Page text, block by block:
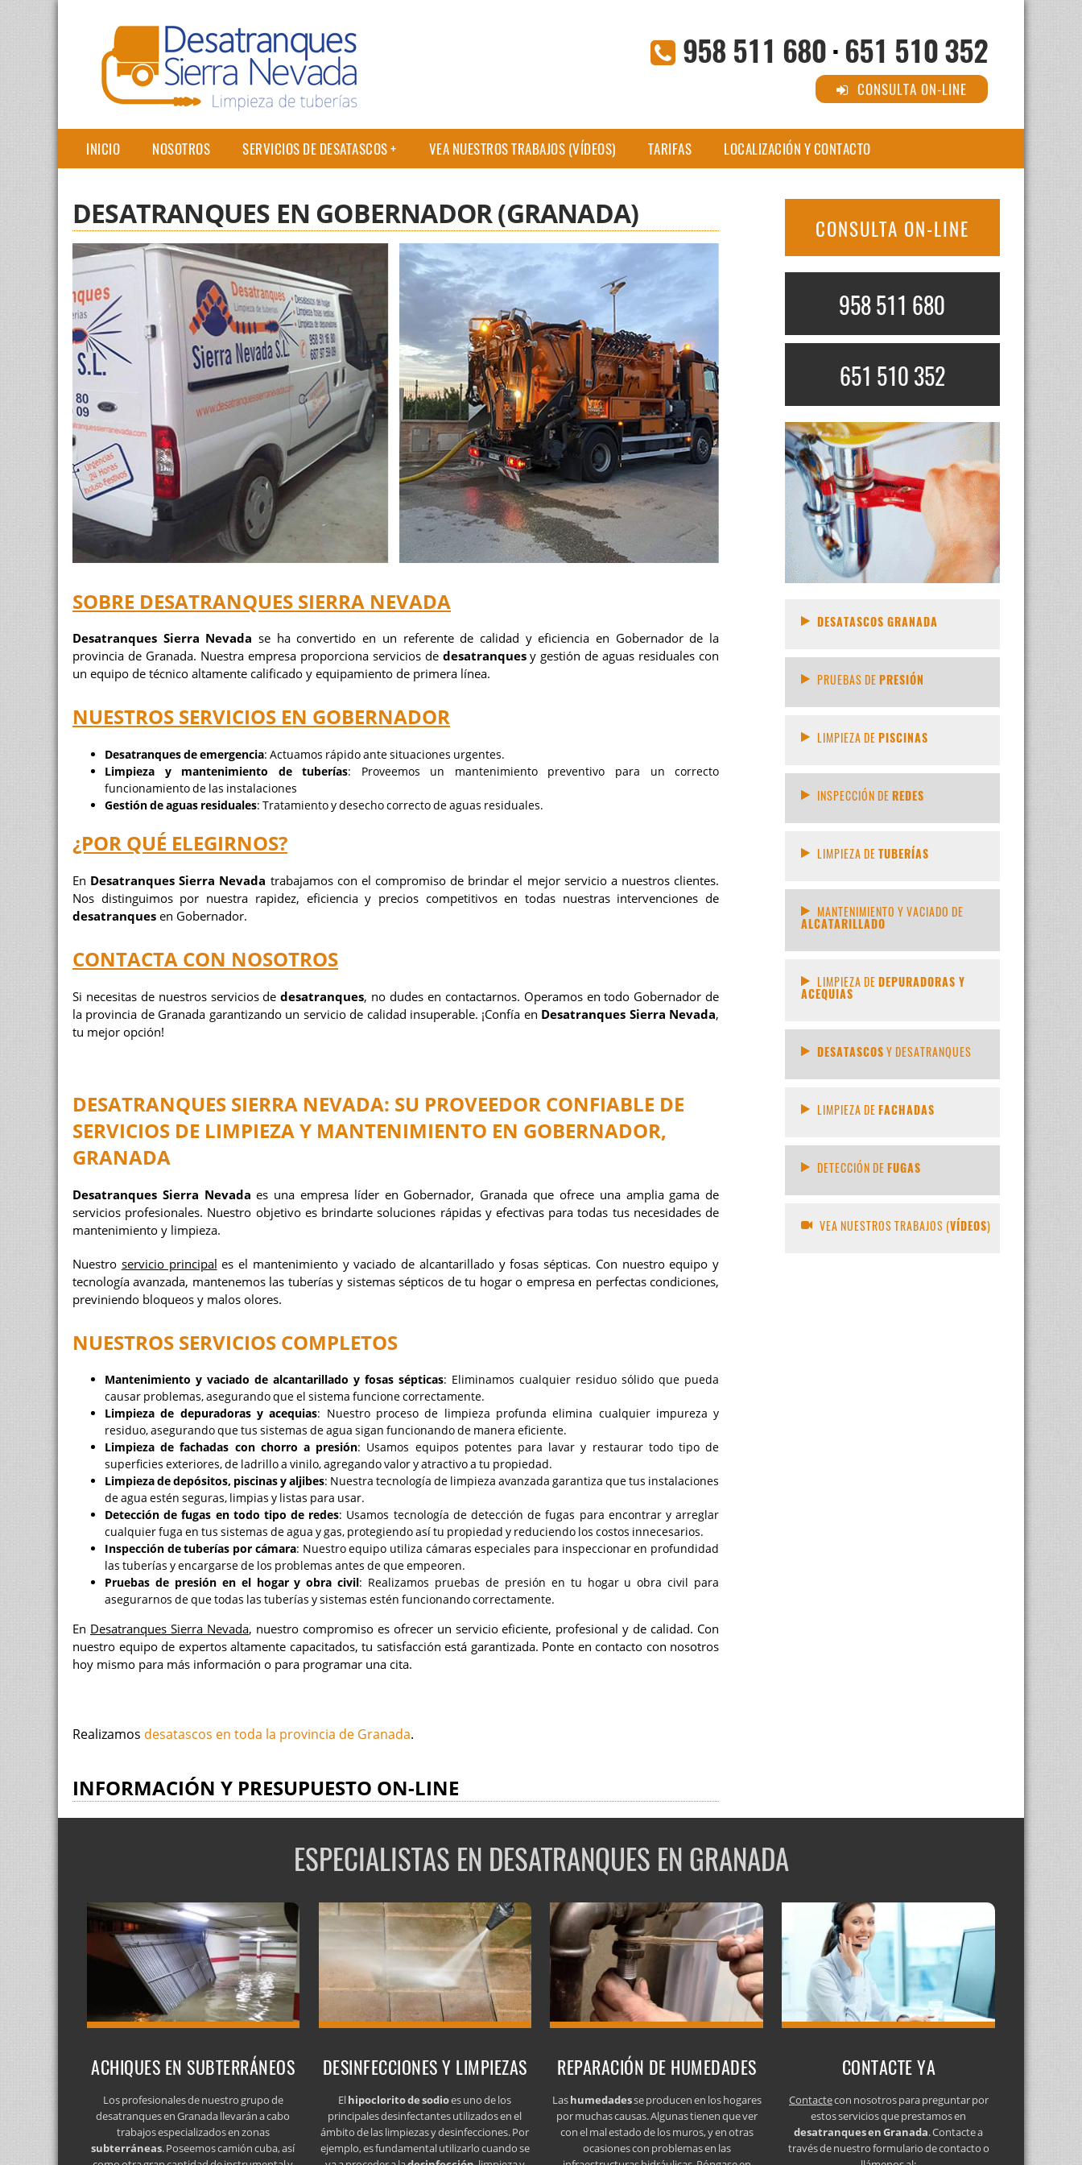
958 511 680·651 510 352
CONSULTA ON-LINE
INICIO NOSOTROS SERVICIOS DE DESATASCOS VEA NUESTROS TRABAJOS (VÍDEOS) TARIFAS LOCALIZACIÓN Y CONTACTO
DESATRANQUES EN GOBERNADOR (GRANADA)
SOBRE DESATRANQUES SIERRA NEVADA
Desatranques Sierra Nevada se ha convertido en un referente de calidad y eficiencia en Gobernador de la
provincia de Granada. Nuestra empresa proporciona servicios de desatranquesy gestión de aguas residuales con
un equipo de técnico altamente calificado y equipamiento de primera línea.
NUESTROS SERVICIOS EN GOBERNADOR
Desatranques de emergencia: Actuamos rápido ante situaciones urgentes.
Limpieza y mantenimiento de tuberías: Proveemos un mantenimiento preventivo para un correcto
funcionamiento de las instalaciones
Gestión de aguas residuales: Tratamiento y desecho correcto de aguas residuales.
¿POR QUÉ ELEGIRNOS?
En Desatranques Sierra Nevada trabajamos con el compromiso de brindar el mejor servicio a nuestros clientes.
Nos distinguimos por nuestra rapidez, eficiencia y precios competitivos en todas nuestras intervenciones de
desatranques en Gobernador.
CONTACTA CON NOSOTROS
Si necesitas de nuestros servicios dedesatranques, no dudes en contactarnos. Operamos en todo Gobernador de
la provincia de Granada garantizando un servicio de calidad insuperable. ¡Confía en Desatranques Sierra Nevada,
tu mejor opción!
DESATRANQUES SIERRA NEVADA: SU PROVEEDOR CONFIABLE DE
SERVICIOS DE LIMPIEZA Y MANTENIMIENTO EN GOBERNADOR,
GRANADA
Desatranques Sierra Nevada es una empresa líder en Gobernador, Granada que ofrece una amplia gama de
servicios profesionales. Nuestro objetivo es brindarte soluciones rápidas y efectivas para todas tus necesidades de
mantenimiento y limpieza.
Nuestro servicio principal es el mantenimiento y vaciado de alcantarillado y fosas sépticas. Con nuestro equipo y
tecnología avanzada, mantenemos las tuberías y sistemas sépticos de tu hogar o empresa en perfectas condiciones,
previniendo bloqueos y malos olores.
NUESTROS SERVICIOS COMPLETOS
Mantenimiento y vaciado de alcantarillado y fosas sépticas: Eliminamos cualquier residuo sólido que pueda
causar problemas, asegurando que el sistema funcione correctamente.
Limpieza de depuradoras y acequias: Nuestro proceso de limpieza profunda elimina cualquier impureza y
residuo, asegurando que tus sistemas de agua sigan funcionando de manera eficiente.
Limpieza de fachadas con chorro a presión: Usamos equipos potentes para lavar y restaurar todo tipo de
superficies exteriores, de ladrillo a vinilo, agregando valor y atractivo a tu propiedad.
Limpieza de depósitos, piscinas y aljibes: Nuestra tecnología de limpieza avanzada garantiza que tus instalaciones
de agua estén seguras, limpias y listas para usar.
Detección de fugas en todo tipo de redes: Usamos tecnología de detección de fugas para encontrar y arreglar
cualquier fuga en tus sistemas de agua y gas, protegiendo así tu propiedad y reduciendo los costos innecesarios.
Inspección de tuberías por cámara: Nuestro equipo utiliza cámaras especiales para inspeccionar en profundidad
las tuberías y encargarse de los problemas antes de que empeoren.
Pruebas de presión en el hogar y obra civil: Realizamos pruebas de presión en tu hogar u obra civil para
asegurarnos de que todas las tuberías y sistemas estén funcionando correctamente.
En Desatranques Sierra Nevada, nuestro compromiso es ofrecer un servicio eficiente, profesional y de calidad. Con
nuestro equipo de expertos altamente capacitados, tu satisfacción está garantizada. Ponte en contacto con nosotros
hoy mismo para más información o para programar una cita.
Realizamos desatascos en toda la provincia de Granada.
INFORMACIÓN Y PRESUPUESTO ON-LINE
CONSULTA ON-LINE
958 511 680
651 510 352
DESATASCOS GRANADA
PRUEBAS DEPRESIÓN
LIMPIEZA DEPISCINAS
INSPECCIÓN DEREDES
LIMPIEZA DETUBERÍAS
MANTENIMIENTO Y VACIADO DE
ALCATARILLADO
LIMPIEZA DEDEPURADORAS Y
ACEQUIAS
DESATASCOSY DESATRANQUES
LIMPIEZA DEFACHADAS
DETECCIÓN DEFUGAS
VEA NUESTROS TRABAJOS (VÍDEOS)
ESPECIALISTAS EN DESATRANQUES EN GRANADA
ACHIQUES EN SUBTERRÁNEOS
Los profesionales de nuestro grupo de
desatranques en Granada llevarán a cabo
trabajos especializados en zonas
subterráneas. Poseemos camión cuba, así
DESINFECCIONES Y LIMPIEZAS
Elhipoclorito de sodioes uno de los
principales desinfectantes utilizados en el
ámbito de las limpiezas y desinfecciones. Por
ejemplo, es fundamental utilizarlo cuando se
REPARACIÓN DE HUMEDADES
Lashumedadesse producen en los hogares
por muchas causas. Algunas tienen que ver
con el mal estado de los muros, y en otras
ocasiones con problemas en las
CONTACTE YA
Contactecon nosotros para preguntar por
estos servicios que prestamos en
desatranques en Granada. Contacte a
través de nuestro formulario de contacto o